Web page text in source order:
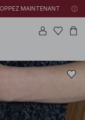
MAINTENANT